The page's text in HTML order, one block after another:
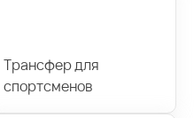
Трансфер для
спортсменов